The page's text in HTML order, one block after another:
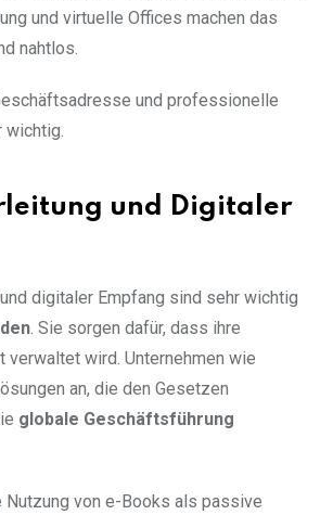
und virtuelle Offices machen das
nahtlos.
und professionelle
wichtig.
und Digitaler
digitaler Empfang sind sehr wichtig
. Sie sorgen dafür, dass ihre
verwaltet wird. Unternehmen wie
an, die den Gesetzen
globale Geschäftsführung
Nutzung von e-Books als passive